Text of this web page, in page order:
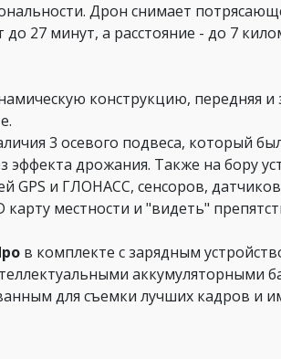
Дрон снимает
27 минут, а расстояние - до 7
конструкцию, передняя
3 осевого подвеса, который
дрожания. Также на бору
GPS и ГЛОНАСС, сенсоров,
местности и "видеть"
в комплекте с зарядным
аккумуляторными
для съемки лучших кадров и